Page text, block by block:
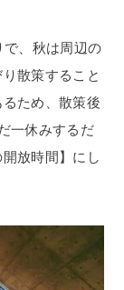
、秋は周辺の
散策すること
ため、散策後
一休みするだ
放時間】にし